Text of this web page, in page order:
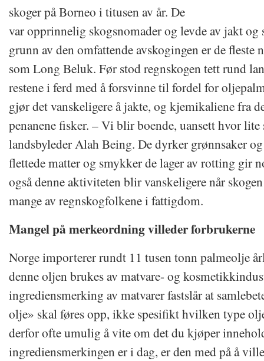
skoger på Borneo i titusen av år. De
var opprinnelig skogsnomader og levde av jakt og
grunn av den omfattende avskogingen er de fleste
som Long Beluk. Før stod regnskogen tett rund
restene i ferd med å forsvinne til fordel for
gjør det vanskeligere å jakte, og kjemikaliene fra
penanene fisker. – Vi blir boende, uansett hvor
landsbyleder Alah Being. De dyrker grønnsaker
flettede matter og smykker de lager av rotting gir
også denne aktiviteten blir vanskeligere når
mange av regnskogfolkene i fattigdom.
Mangel på merkeordning villeder forbrukerne
Norge importerer rundt 11 tusen tonn palmeolje
denne oljen brukes av matvare- og
ingrediensmerking av matvarer fastslår at
olje» skal føres opp, ikke spesifikt hvilken type
derfor ofte umulig å vite om det du kjøper
ingrediensmerkingen er i dag, er den med på å